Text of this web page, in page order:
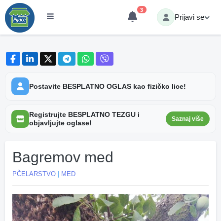
3
Prijavi se
Postavite BESPLATNO OGLAS kao fizičko lice!
Registrujte BESPLATNO TEZGU i
objavljujte oglase!
Saznaj više
Bagremov med
PČELARSTVO MED